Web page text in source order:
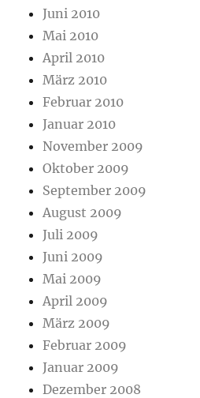
Juni 2010
Mai 2010
April 2010
März 2010
Februar 2010
Januar 2010
November 2009
Oktober 2009
September 2009
August 2009
Juli 2009
Juni 2009
Mai 2009
April 2009
März 2009
Februar 2009
Januar 2009
Dezember 2008